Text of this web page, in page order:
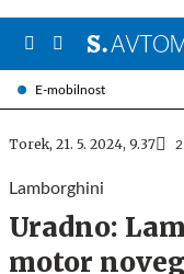
E-mobilnost
Torek, 21. 5. 2024, 9.37
Lamborghini
Uradno:
motor